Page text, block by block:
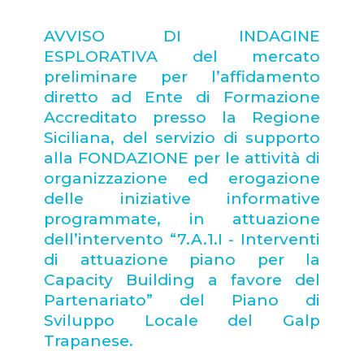
AVVISO DI INDAGINE
ESPLORATIVA del mercato
preliminare per l’affidamento
diretto ad Ente di Formazione
Accreditato presso la Regione
Siciliana, del servizio di supporto
alla FONDAZIONE per le attività di
organizzazione ed erogazione
delle iniziative informative
programmate, in attuazione
dell’intervento “7.A.1.I - Interventi
di attuazione piano per la
Capacity Building a favore del
Partenariato” del Piano di
Sviluppo Locale del Galp
Trapanese.